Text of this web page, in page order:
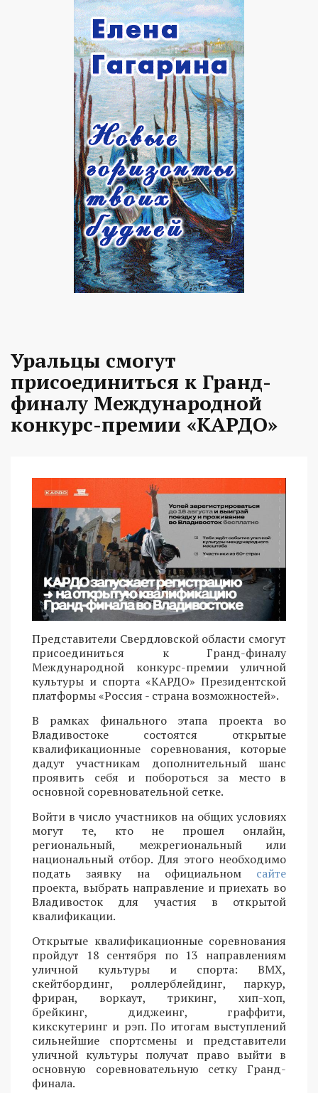
Уральцы смогут
присоединиться к Гранд-
финалу Международной
конкурс-премии «КАРДО»
Представители Свердловской области смогут
присоединиться к Гранд-финалу
Международной конкурс-премии уличной
культуры и спорта «КАРДО» Президентской
платформы «Россия - страна возможностей».
В рамках финального этапа проекта во
Владивостоке состоятся открытые
квалификационные соревнования, которые
дадут участникам дополнительный шанс
проявить себя и побороться за место в
основной соревновательной сетке.
Войти в число участников на общих условиях
могут те, кто не прошел онлайн,
региональный, межрегиональный или
национальный отбор. Для этого необходимо
подать заявку на официальном сайте
проекта, выбрать направление и приехать во
Владивосток для участия в открытой
квалификации.
Открытые квалификационные соревнования
пройдут 18 сентября по 13 направлениям
уличной культуры и спорта: BMX,
скейтбординг, роллерблейдинг, паркур,
фриран, воркаут, трикинг, хип-хоп,
брейкинг, диджеинг, граффити,
кикскутеринг и рэп. По итогам выступлений
сильнейшие спортсмены и представители
уличной культуры получат право выйти в
основную соревновательную сетку Гранд-
финала.